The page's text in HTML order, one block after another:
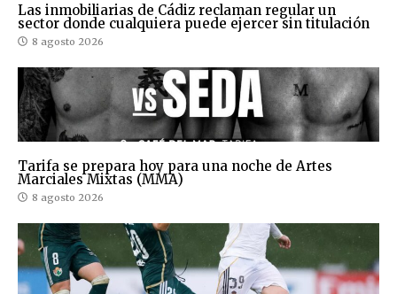
Las inmobiliarias de Cádiz reclaman regular un
sector donde cualquiera puede ejercer sin titulación
8 agosto 2026
Tarifa se prepara hoy para una noche de Artes
Marciales Mixtas (MMA)
8 agosto 2026